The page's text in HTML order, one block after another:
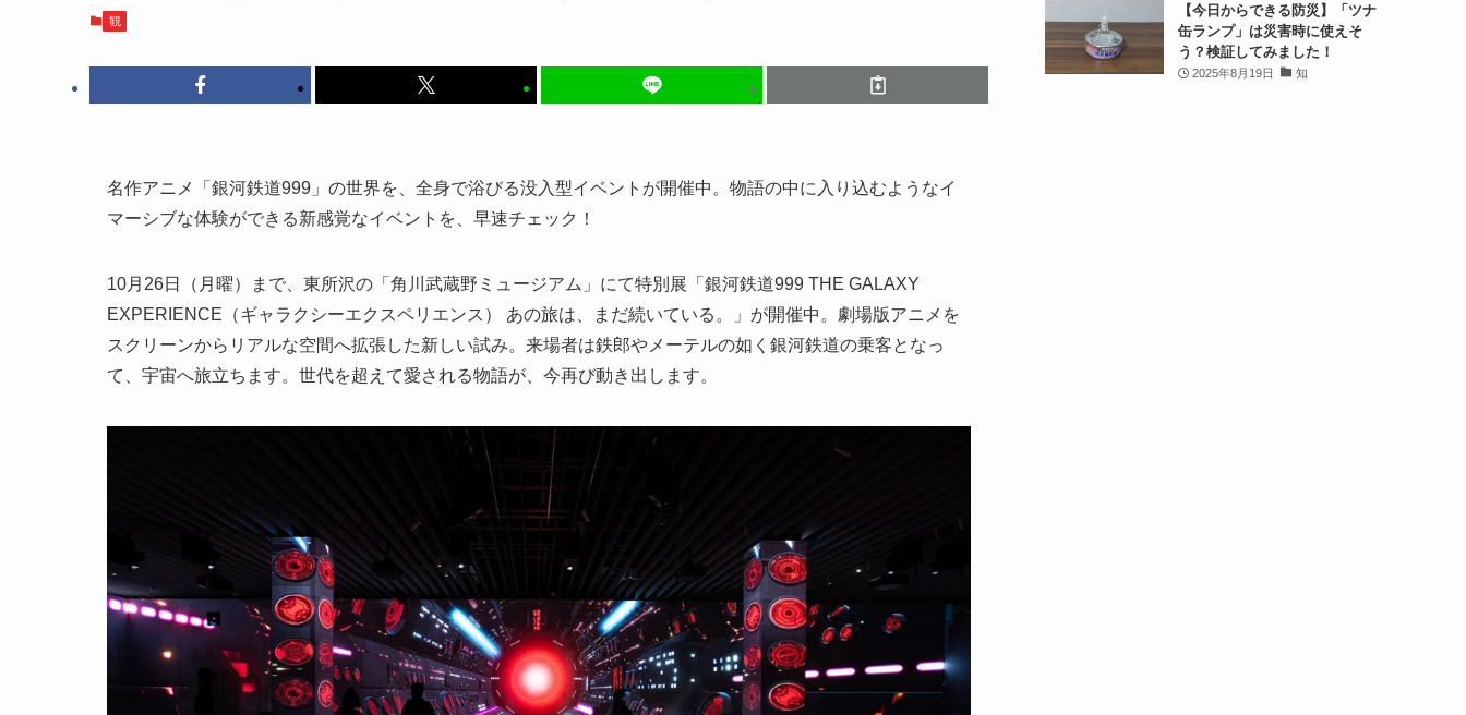
観
名作アニメ「銀河鉄道999」の世界を、全身で浴びる没入型イベントが開催中。物語の中に入り込むようなイ
マーシブな体験ができる新感覚なイベントを、早速チェック！
10月26日（月曜）まで、東所沢の「角川武蔵野ミュージアム」にて特別展「銀河鉄道999 THE GALAXY
EXPERIENCE（ギャラクシーエクスペリエンス） あの旅は、まだ続いている。」が開催中。劇場版アニメを
スクリーンからリアルな空間へ拡張した新しい試み。来場者は鉄郎やメーテルの如く銀河鉄道の乗客となっ
て、宇宙へ旅立ちます。世代を超えて愛される物語が、今再び動き出します。
【今日からできる防災】「ツナ
缶ランプ」は災害時に使えそ
う？検証してみました！
2025年8月19日 知